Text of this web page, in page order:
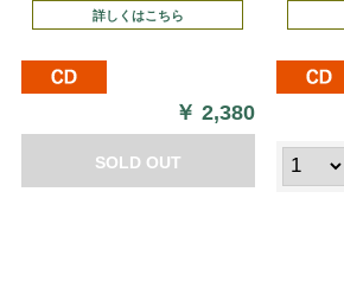
詳しくはこちら
￥2,380
SOLD OUT